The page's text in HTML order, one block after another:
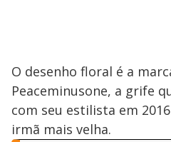
O desenho floral é a
Peaceminusone, a grife
com seu estilista em
irmã mais velha.